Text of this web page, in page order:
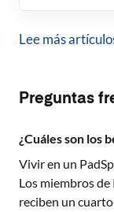
Lee más
Preguntas
¿Cuáles son los
Vivir en un
Los miembros de
reciben un